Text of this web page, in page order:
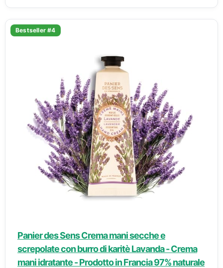
Bestseller #4
Panier des Sens Crema mani secche e
screpolate con burro di karitè Lavanda - Crema
mani idratante - Prodotto in Francia 97% naturale